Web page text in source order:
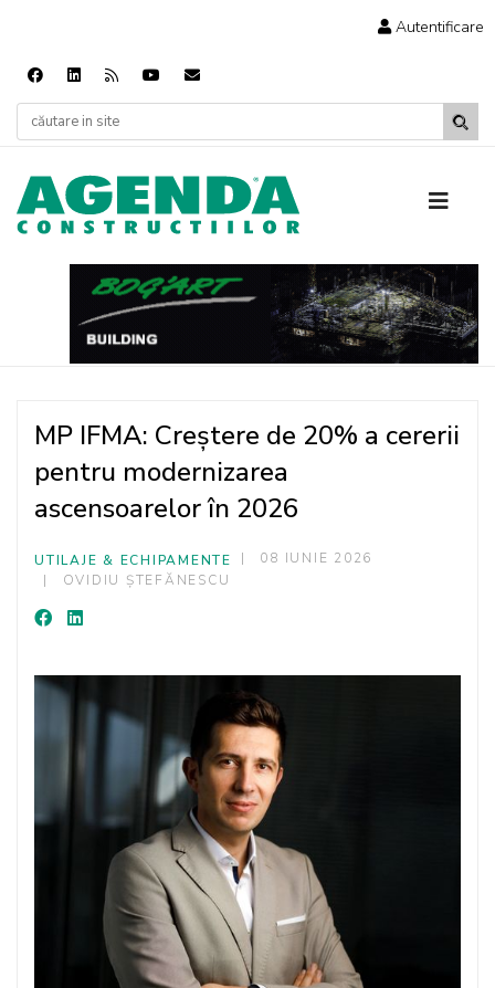
Autentificare
MP IFMA: Creștere de 20% a cererii
pentru modernizarea
ascensoarelor în 2026
UTILAJE & ECHIPAMENTE
08 IUNIE 2026
OVIDIU ȘTEFĂNESCU